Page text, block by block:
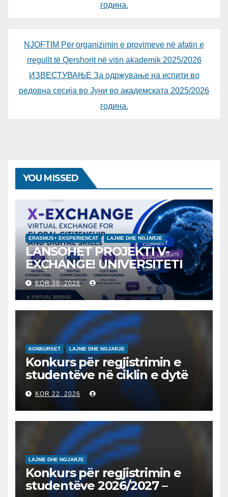
година.
NJOFTIM Për organizimin e provimeve në afatin e
rregullt të Qershorit në vitin akademik 2025/2026
ИЗВЕСТУВАЊЕ За одржување на испити во
редовна сесија во Јуни во академската 2025/2026
година.
YOU MISSED
ERASMUS+ EKSPERIENCAT LAJME DHE NGJARJE
LANSOHET PROJEKTI V-
EXCHANGE! UNIVERSITETI
“NËNË TEREZA” NË SHKUP
UDHËHEQ NISMËN
NDËRKOMBËTARE PËR
EDUKIMIN DIGJITAL DHE
QYTETARINË GLOBALE
KOR 30, 2026
KONKURSET LAJME DHE NGJARJE
Konkurs për regjistrimin e
studentëve në ciklin e dytë
2026/2027 – Конкурс за
запишување на студенти
на втор циклус студии за
2026/2027
KOR 22, 2026
LAJME DHE NGJARJE
Konkurs për regjistrimin e
studentëve 2026/2027 –